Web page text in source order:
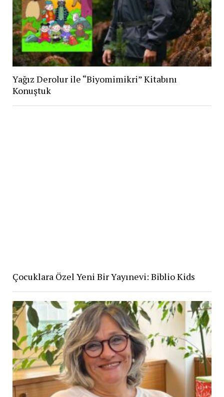
Yağız Derolur ile “Biyomimikri” Kitabını
Konuştuk
Çocuklara Özel Yeni Bir Yayınevi: Biblio Kids